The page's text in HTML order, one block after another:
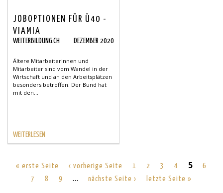
JOBOPTIONEN FÜR Ü40 -
VIAMIA
WEITERBILDUNG.CH DEZEMBER 2020
Ältere Mitarbeiterinnen und
Mitarbeiter sind vom Wandel in der
Wirtschaft und an den Arbeitsplätzen
besonders betroffen. Der Bund hat
mit den...
WEITERLESEN
« erste Seite ‹ vorherige Seite 1 2 3 4 5
6
7
8 9 … nächste Seite › letzte Seite »